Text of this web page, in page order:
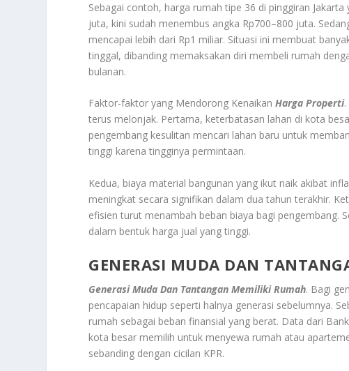
Sebagai contoh, harga rumah tipe 36 di pinggiran
juta, kini sudah menembus angka Rp700–800 juta.
mencapai lebih dari Rp1 miliar. Situasi ini membuat
tinggal, dibanding memaksakan diri membeli rumah
bulanan.
Faktor-faktor yang Mendorong KenaikanHarga Properti
terus melonjak. Pertama, keterbatasan lahan di kota
pengembang kesulitan mencari lahan baru untuk
tinggi karena tingginya permintaan.
Kedua, biaya material bangunan yang ikut naik akibat
meningkat secara signifikan dalam dua tahun terakhir.
efisien turut menambah beban biaya bagi pengembang.
dalam bentuk harga jual yang tinggi.
GENERASI MUDA DAN
Generasi Muda Dan Tantangan Memiliki Rumah. Bagi
pencapaian hidup seperti halnya generasi sebelumnya.
rumah sebagai beban finansial yang berat. Data dari
kota besar memilih untuk menyewa rumah atau
sebanding dengan cicilan KPR.